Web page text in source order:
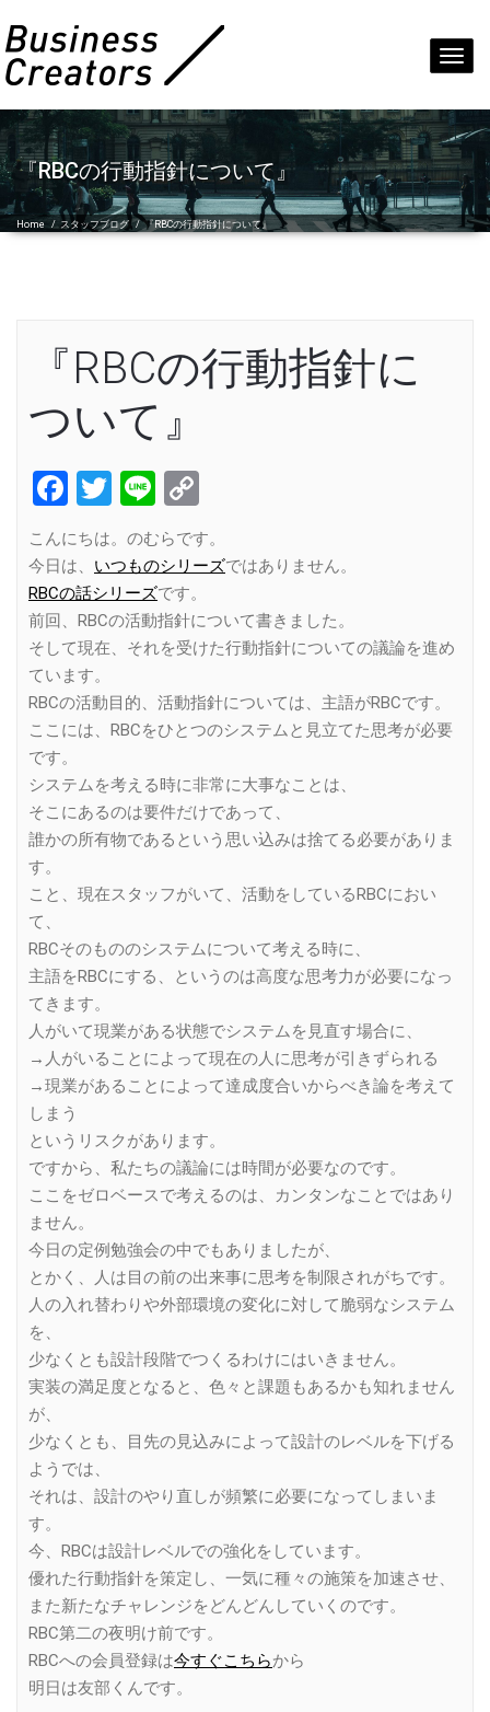
『RBCの行動指針について』
Home / スタッフブログ /『RBCの行動指針について』
『RBCの行動指針に
ついて』
Facebook
Twitter
Line
Link
こんにちは。のむらです。
今日は、 いつものシリーズではありません。
RBCの話シリーズです。
前回、RBCの活動指針について書きました。
そして現在、それを受けた行動指針についての議論を進め
ています。
RBCの活動目的、活動指針については、主語がRBCです。
ここには、RBCをひとつのシステムと見立てた思考が必要
です。
システムを考える時に非常に大事なことは、
そこにあるのは要件だけであって、
誰かの所有物であるという思い込みは捨てる必要がありま
す。
こと、現在スタッフがいて、活動をしているRBCにおい
て、
RBCそのもののシステムについて考える時に、
主語をRBCにする、というのは高度な思考力が必要になっ
てきます。
人がいて現業がある状態でシステムを見直す場合に、
→人がいることによって現在の人に思考が引きずられる
→現業があることによって達成度合いからべき論を考えて
しまう
というリスクがあります。
ですから、私たちの議論には時間が必要なのです。
ここをゼロベースで考えるのは、カンタンなことではあり
ません。
今日の定例勉強会の中でもありましたが、
とかく、人は目の前の出来事に思考を制限されがちです。
人の入れ替わりや外部環境の変化に対して脆弱なシステム
を、
少なくとも設計段階でつくるわけにはいきません。
実装の満足度となると、色々と課題もあるかも知れません
が、
少なくとも、目先の見込みによって設計のレベルを下げる
ようでは、
それは、設計のやり直しが頻繁に必要になってしまいま
す。
今、RBCは設計レベルでの強化をしています。
優れた行動指針を策定し、一気に種々の施策を加速させ、
また新たなチャレンジをどんどんしていくのです。
RBC第二の夜明け前です。
RBCへの会員登録は今すぐこちらから
明日は友部くんです。